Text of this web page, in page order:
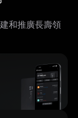
和推廣長壽領